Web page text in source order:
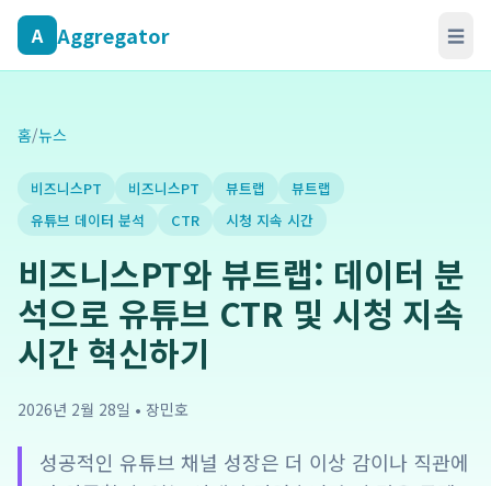
A Aggregator ☰
홈/뉴스
비즈니스PT 비즈니스PT 뷰트랩
뷰트랩
유튜브 데이터 분석
CTR 시청 지속 시간
비즈니스PT와 뷰트랩: 데이터 분
석으로 유튜브 CTR 및 시청 지속
시간 혁신하기
2026년 2월 28일 • 장민호
성공적인 유튜브 채널 성장은 더 이상 감이나 직관에